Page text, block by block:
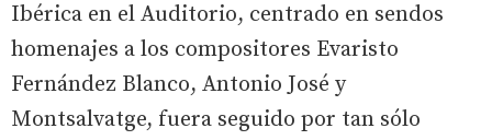
Ibérica en el Auditorio, centrado en sendos
homenajes a los compositores Evaristo
Fernández Blanco, Antonio José y
Montsalvatge, fuera seguido por tan sólo